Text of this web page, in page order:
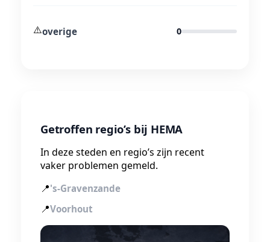
⚠️overige 0
Getroffen regio’s bij HEMA
In deze steden en regio’s zijn recent
vaker problemen gemeld.
📍's-Gravenzande
📍Voorhout